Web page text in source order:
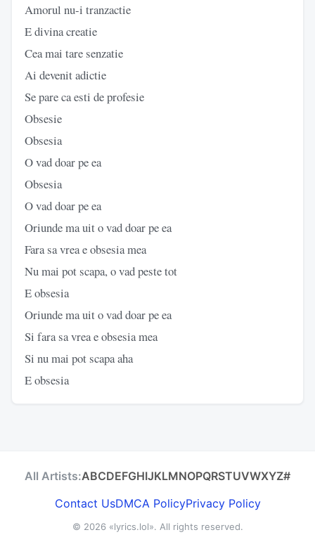
Amorul nu-i tranzactie
E divina creatie
Cea mai tare senzatie
Ai devenit adictie
Se pare ca esti de profesie
Obsesie
Obsesia
O vad doar pe ea
Obsesia
O vad doar pe ea
Oriunde ma uit o vad doar pe ea
Fara sa vrea e obsesia mea
Nu mai pot scapa, o vad peste tot
E obsesia
Oriunde ma uit o vad doar pe ea
Si fara sa vrea e obsesia mea
Si nu mai pot scapa aha
E obsesia
All Artists:ABCDEFGHIJKLMNOPQRSTUVWXYZ#
Contact UsDMCA PolicyPrivacy Policy
© 2026 «lyrics.lol». All rights reserved.